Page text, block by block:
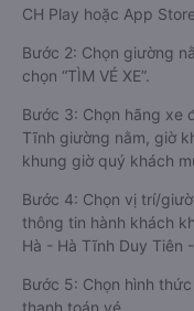
CH Play hoặc App
Bước 2: Chọn giường
chọn “TÌM VÉ XE”.
Bước 3: Chọn hãng xe
Tĩnh giường nằm, giờ
khung giờ quý khách
Bước 4: Chọn vị trí/
thông tin hành khách
Hà - Hà Tĩnh Duy Tiên
Bước 5: Chọn hình
thanh toán vé.